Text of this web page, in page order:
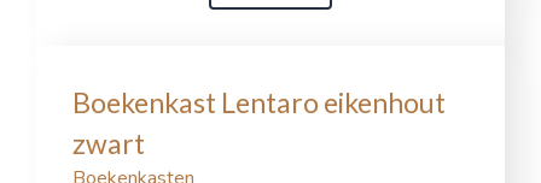
Boekenkast Lentaro eikenhout
zwart
Boekenkasten